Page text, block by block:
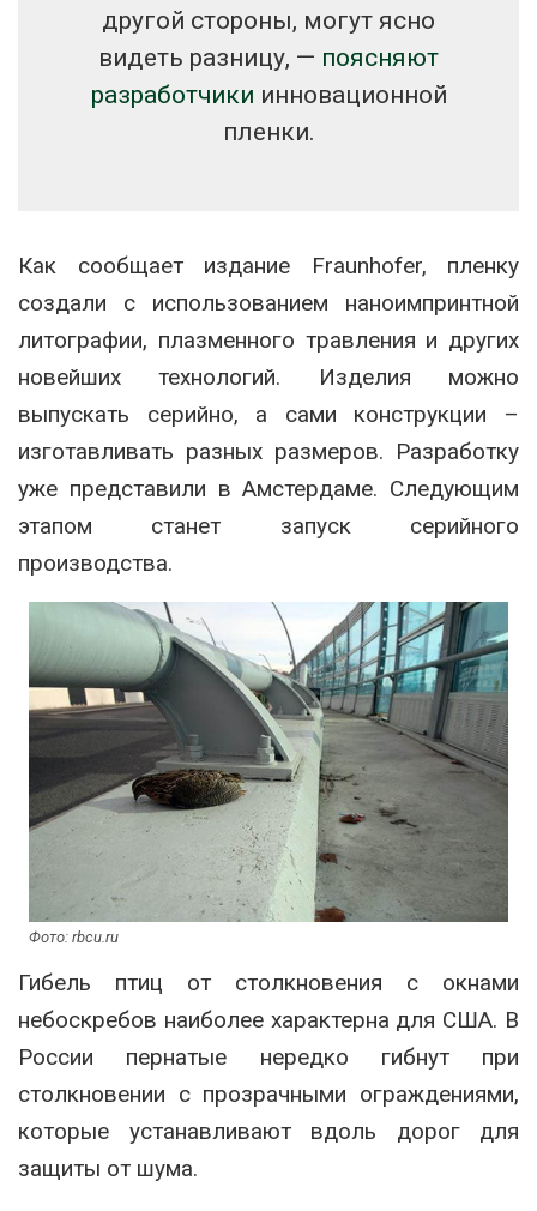
другой стороны, могут ясно
видеть разницу, — поясняют
разработчики инновационной
пленки.
Как сообщает издание Fraunhofer, пленку
создали с использованием наноимпринтной
литографии, плазменного травления и других
новейших технологий. Изделия можно
выпускать серийно, а сами конструкции –
изготавливать разных размеров. Разработку
уже представили в Амстердаме. Следующим
этапом станет запуск серийного
производства.
Фото: rbcu.ru
Гибель птиц от столкновения с окнами
небоскребов наиболее характерна для США. В
России пернатые нередко гибнут при
столкновении с прозрачными ограждениями,
которые устанавливают вдоль дорог для
защиты от шума.